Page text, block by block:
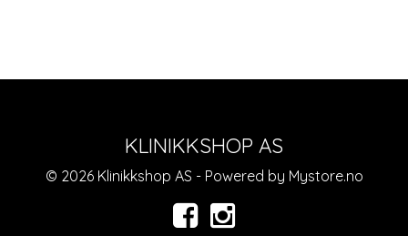
KLINIKKSHOP AS
© 2026 Klinikkshop AS - Powered by Mystore.no